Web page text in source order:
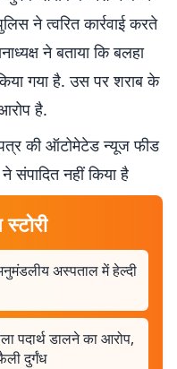
ने त्वरित कार्रवाई करते
ने बताया कि बलहा
गया है. उस पर शराब के
है.
की ऑटोमेटेड न्यूज फीड
संपादित नहीं किया है
अस्पताल में हेल्दी
पदार्थ डालने का आरोप,
दुर्गंध